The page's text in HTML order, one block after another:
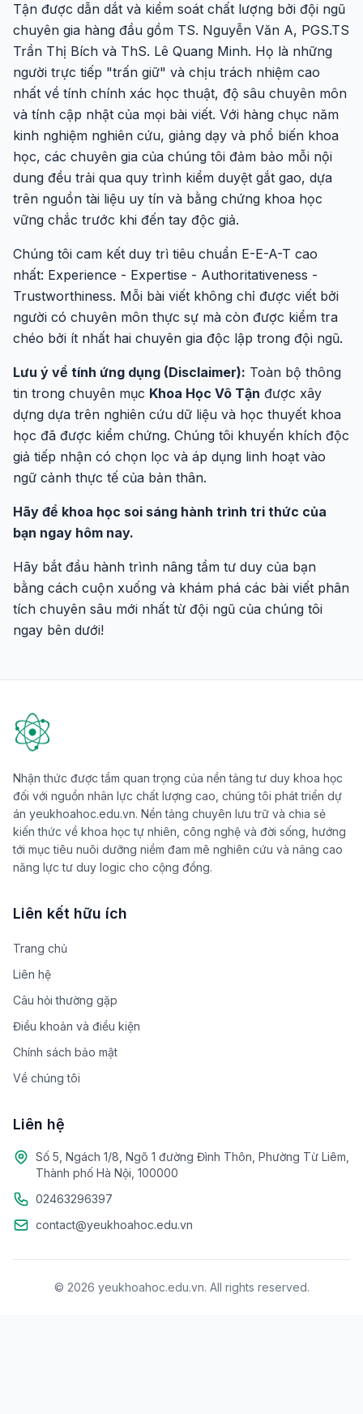
Tận được dẫn dắt và kiểm soát chất lượng bởi đội ngũ
chuyên gia hàng đầu gồm TS. Nguyễn Văn A, PGS.TS
Trần Thị Bích và ThS. Lê Quang Minh. Họ là những
người trực tiếp "trấn giữ" và chịu trách nhiệm cao
nhất về tính chính xác học thuật, độ sâu chuyên môn
và tính cập nhật của mọi bài viết. Với hàng chục năm
kinh nghiệm nghiên cứu, giảng dạy và phổ biến khoa
học, các chuyên gia của chúng tôi đảm bảo mỗi nội
dung đều trải qua quy trình kiểm duyệt gắt gao, dựa
trên nguồn tài liệu uy tín và bằng chứng khoa học
vững chắc trước khi đến tay độc giả.
Chúng tôi cam kết duy trì tiêu chuẩn E-E-A-T cao
nhất: Experience - Expertise - Authoritativeness -
Trustworthiness. Mỗi bài viết không chỉ được viết bởi
người có chuyên môn thực sự mà còn được kiểm tra
chéo bởi ít nhất hai chuyên gia độc lập trong đội ngũ.
Lưu ý về tính ứng dụng (Disclaimer): Toàn bộ thông
tin trong chuyên mục Khoa Học Vô Tận được xây
dựng dựa trên nghiên cứu dữ liệu và học thuyết khoa
học đã được kiểm chứng. Chúng tôi khuyến khích độc
giả tiếp nhận có chọn lọc và áp dụng linh hoạt vào
ngữ cảnh thực tế của bản thân.
Hãy để khoa học soi sáng hành trình tri thức của
bạn ngay hôm nay.
Hãy bắt đầu hành trình nâng tầm tư duy của bạn
bằng cách cuộn xuống và khám phá các bài viết phân
tích chuyên sâu mới nhất từ đội ngũ của chúng tôi
ngay bên dưới!
Nhận thức được tầm quan trọng của nền tảng tư duy khoa học
đối với nguồn nhân lực chất lượng cao, chúng tôi phát triển dự
án yeukhoahoc.edu.vn. Nền tảng chuyên lưu trữ và chia sẻ
kiến thức về khoa học tự nhiên, công nghệ và đời sống, hướng
tới mục tiêu nuôi dưỡng niềm đam mê nghiên cứu và nâng cao
năng lực tư duy logic cho cộng đồng.
Liên kết hữu ích
Trang chủ
Liên hệ
Câu hỏi thường gặp
Điều khoản và điều kiện
Chính sách bảo mật
Về chúng tôi
Liên hệ
Số 5, Ngách 1/8, Ngõ 1 đường Đình Thôn, Phường Từ Liêm,
Thành phố Hà Nội, 100000
02463296397
contact@yeukhoahoc.edu.vn
© 2026 yeukhoahoc.edu.vn. All rights reserved.